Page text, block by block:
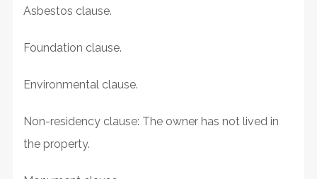
Asbestos clause.
Foundation clause.
Environmental clause.
Non-residency clause: The owner has not lived in
the property.